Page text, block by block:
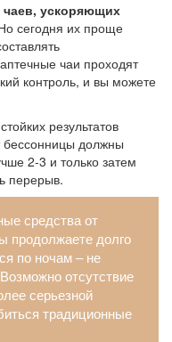
ускоряющих
сегодня их проще
чаи проходят
контроль, и вы можете
результатов
бессонницы должны
2-3 и только затем
перерыв.
средства от
продолжаете долго
по ночам – не
отсутствие
серьезной
традиционные